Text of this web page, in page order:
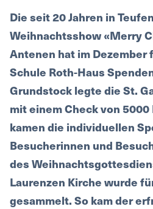
Die seit 20 Jahren in
Weihnachtsshow «Merry
Antenen hat im Dezember
Schule Roth-Haus
Grundstock legte die St.
mit einem Check von 5000
kamen die individuellen
Besucherinnen und
des
Laurenzen Kirche wurde
gesammelt. So kam der